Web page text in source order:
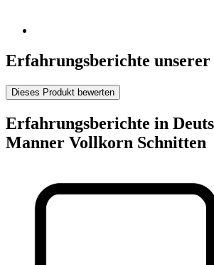
Erfahrungsberichte
Dieses Produkt bewerten
Erfahrungsberichte in
Manner Vollkorn Schnitten